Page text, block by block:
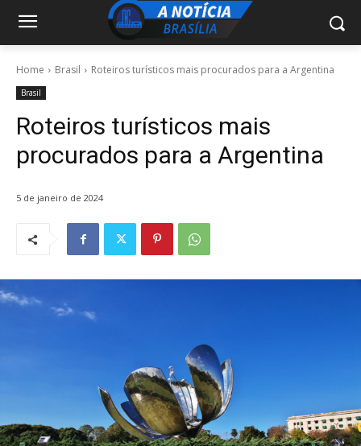
Home Brasil Roteiros turísticos mais procurados para a Argentina
Brasil
Roteiros turísticos mais
procurados para a Argentina
5 de janeiro de 2024